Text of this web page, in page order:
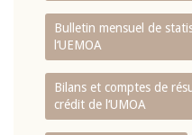
Bulletin mensuel de
l‘UEMOA
Bilans et comptes de
crédit de l‘UMOA